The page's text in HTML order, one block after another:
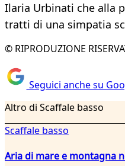
Ilaria Urbinati che alla
tratti di una simpatia
© RIPRODUZIONE
Seguici anche su
Altro di Scaffale basso
Scaffale basso
Aria di mare e montagna